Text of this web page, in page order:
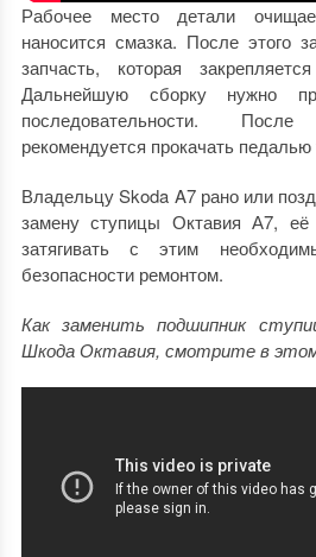
Рабочее место детали
наносится смазка. После этого
запчасть, которая
Дальнейшую сборку нужно
последовательности.
рекомендуется прокачать
Владельцу Skoda A7 рано или
замену ступицы Октавия А7,
затягивать с этим
безопасности ремонтом.
Как заменить подшипник
Шкода Октавия, смотрите в